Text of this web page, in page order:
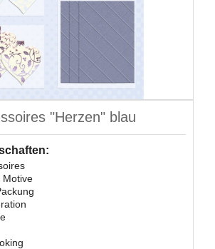
"Herzen" blau
Motive